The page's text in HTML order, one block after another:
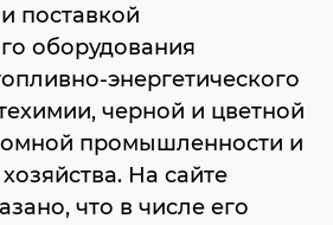
поставкой
оборудования
энергетического
черной и цветной
промышленности и
На сайте
что в числе его